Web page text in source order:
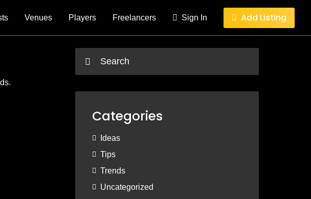
Venues Players Freelancers Sign In Add Listing
Categories
Ideas
Tips
Trends
Uncategorized